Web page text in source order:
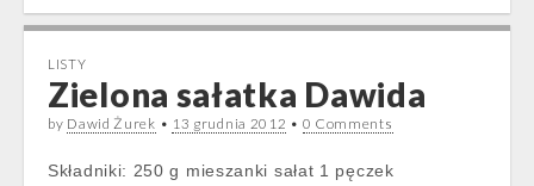
LISTY
Zielona sałatka Dawida
by Dawid Żurek • 13 grudnia 2012 • 0 Comments
Składniki: 250 g mieszanki sałat 1 pęczek